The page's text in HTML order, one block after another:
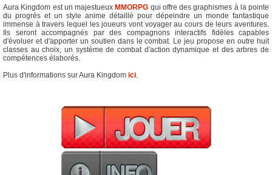
Aura Kingdom est un majestueux MMORPG qui offre des graphismes à la pointe
du progrès et un style anime détaillé pour dépeindre un monde fantastique
immense à travers lequel les joueurs vont voyager au cours de leurs aventures.
Ils seront accompagnés par des compagnons interactifs fidèles capables
d'évoluer et d'apporter un soutien dans le combat. Le jeu propose en outre huit
classes au choix, un système de combat d'action dynamique et des arbres de
compétences élaborés.
Plus d'informations sur Aura Kingdom ici.